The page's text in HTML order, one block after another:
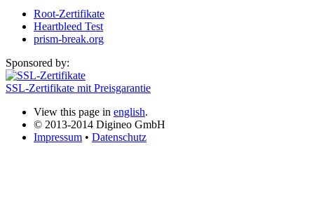
Root-Zertifikate
Heartbleed Test
prism-break.org
Sponsored by:
SSL-Zertifikate mit Preisgarantie
View this page in english.
© 2013-2014 Digineo GmbH
Impressum • Datenschutz